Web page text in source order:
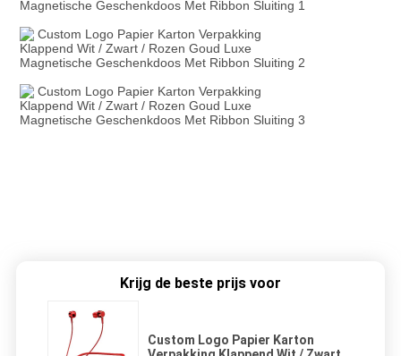
Krijg de beste prijs voor
Custom Logo Papier Karton